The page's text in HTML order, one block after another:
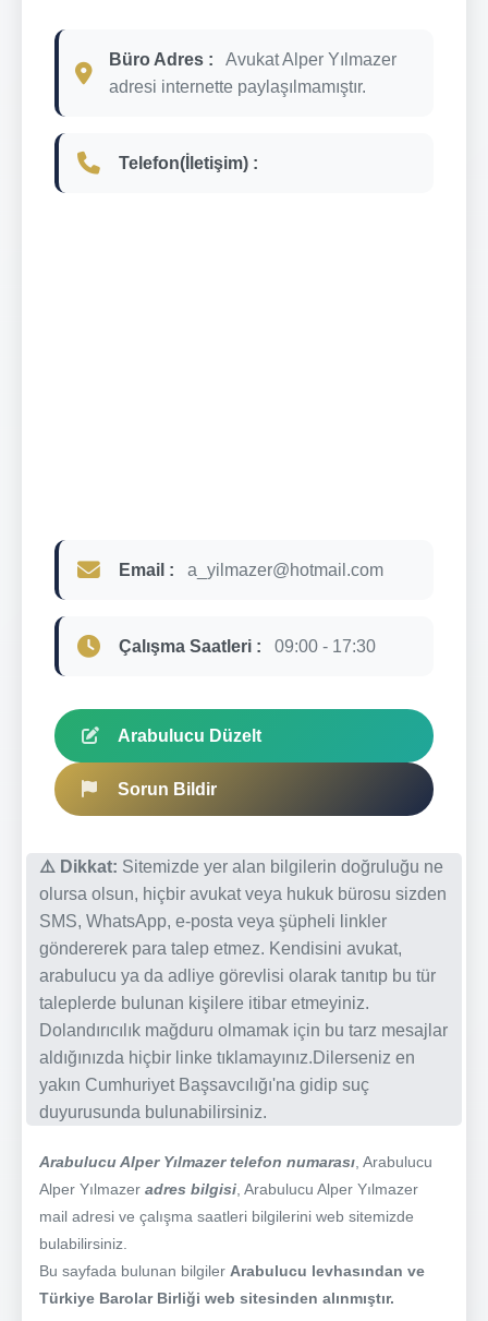
Büro Adres :
Avukat Alper Yılmazer
adresi internette paylaşılmamıştır.
Telefon(İletişim) :
Email : a_yilmazer@hotmail.com
Çalışma Saatleri : 09:00 - 17:30
Arabulucu Düzelt
Sorun Bildir
⚠️ Dikkat: Sitemizde yer alan bilgilerin doğruluğu ne
olursa olsun, hiçbir avukat veya hukuk bürosu sizden
SMS, WhatsApp, e-posta veya şüpheli linkler
göndererek para talep etmez. Kendisini avukat,
arabulucu ya da adliye görevlisi olarak tanıtıp bu tür
taleplerde bulunan kişilere itibar etmeyiniz.
Dolandırıcılık mağduru olmamak için bu tarz mesajlar
aldığınızda hiçbir linke tıklamayınız.Dilerseniz en
yakın Cumhuriyet Başsavcılığı'na gidip suç
duyurusunda bulunabilirsiniz.
Arabulucu Alper Yılmazer telefon numarası , Arabulucu
Alper Yılmazer adres bilgisi , Arabulucu Alper Yılmazer
mail adresi ve çalışma saatleri bilgilerini web sitemizde
bulabilirsiniz.
Bu sayfada bulunan bilgiler Arabulucu levhasından ve
Türkiye Barolar Birliği web sitesinden alınmıştır.